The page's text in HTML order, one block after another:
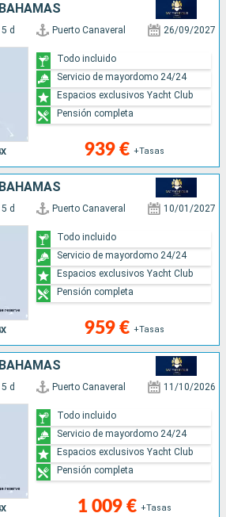
5 d Puerto Canaveral 26/09/2027
939 € +Tasas
Todo incluido
Servicio de mayordomo 24/24
Espacios exclusivos Yacht Club
Pensión completa
5 d Puerto Canaveral 10/01/2027
959 € +Tasas
Todo incluido
Servicio de mayordomo 24/24
Espacios exclusivos Yacht Club
Pensión completa
5 d Puerto Canaveral 11/10/2026
1 009 € +Tasas
Todo incluido
Servicio de mayordomo 24/24
Espacios exclusivos Yacht Club
Pensión completa